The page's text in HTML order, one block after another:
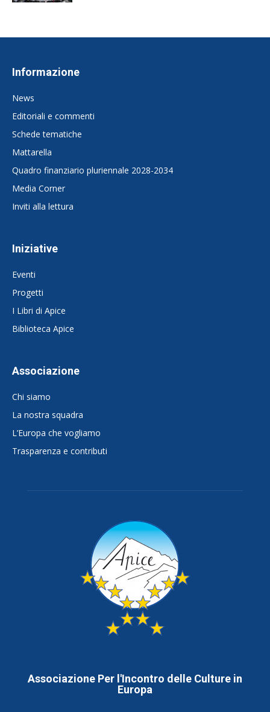
Informazione
News
Editoriali e commenti
Schede tematiche
Mattarella
Quadro finanziario pluriennale 2028-2034
Media Corner
Inviti alla lettura
Iniziative
Eventi
Progetti
I Libri di Apice
Biblioteca Apice
Associazione
Chi siamo
La nostra squadra
L’Europa che vogliamo
Trasparenza e contributi
Associazione Per l'Incontro delle Culture in
Europa